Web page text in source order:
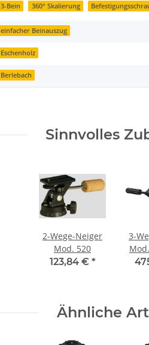
3-Bein 360° Skalierung
einfacher Beinauszug
Eschenholz
Berlebach
Sinnvolles
2-Wege-Neiger
Mod. 520
123,84 € *
3-
Ähnliche